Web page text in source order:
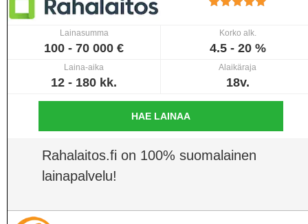
Lainasumma
100 - 70 000 €
Korko alk.
4.5 - 20 %
Laina-aika
12 - 180 kk.
Alaikäraja
18v.
HAE LAINAA
Rahalaitos.fi on 100% suomalainen
lainapalvelu!